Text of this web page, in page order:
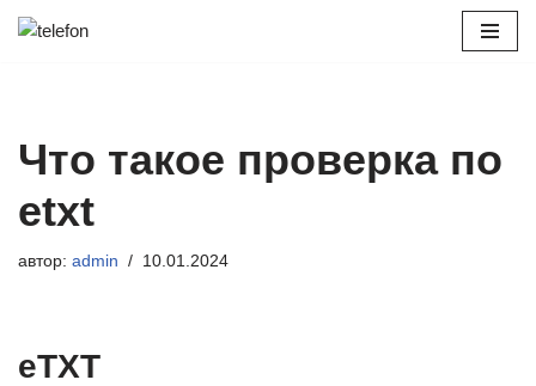
Что такое проверка по
etxt
автор: admin 10.01.2024
eTXT